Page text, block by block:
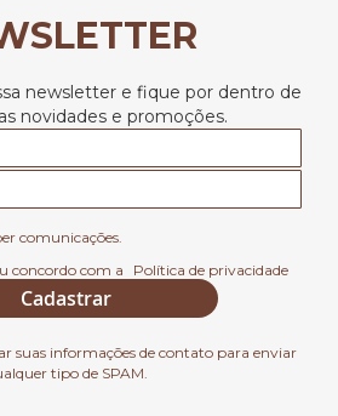
newsletter e fique por dentro de
novidades e promoções.
comunicações.
concordo com a
Política de privacidade
Cadastrar
suas informações de contato para enviar
tipo de SPAM.